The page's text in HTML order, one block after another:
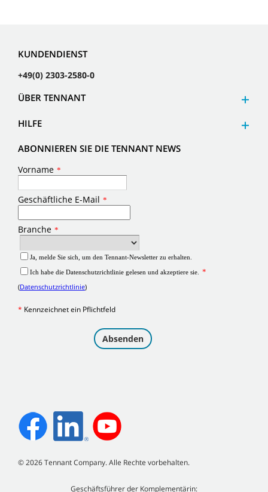
KUNDENDIENST
+49(0) 2303-2580-0
ÜBER TENNANT
HILFE
ABONNIEREN SIE DIE TENNANT NEWS
©2026Tennant Company. Alle Rechte vorbehalten.
Geschäftsführer der Komplementärin: